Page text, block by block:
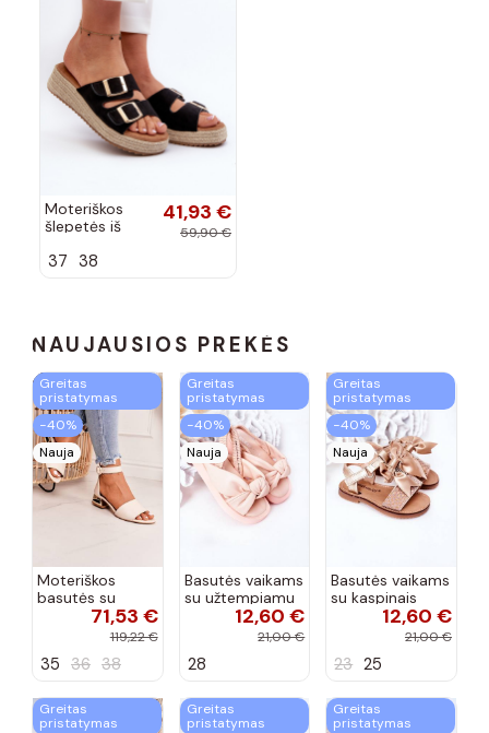
Moteriškos
šlepetės iš
zomšos
41,93 €
59,90 €
37 38
NAUJAUSIOS PREKĖS
Greitas
pristatymas
−40%
Nauja
Moteriškos
basutės su
aukso spalvos
kulniukais Laura
spalvos
71,53 €
119,22 €
35 36 38
Greitas
pristatymas
−40%
Nauja
Basutės vaikams
su užtempiamu
užsegimu
rožinės spalvos
12,60 €
21,00 €
28
Greitas
pristatymas
−40%
Nauja
Basutės vaikams
su kaspinais
aukso spalvos
12,60 €
21,00 €
23 25
Greitas
pristatymas
Greitas
pristatymas
Greitas
pristatymas